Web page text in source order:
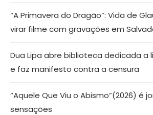
“A Primavera do Dragão”: Vida de
virar filme com gravações em
Dua Lipa abre biblioteca dedicada a
e faz manifesto contra a censura
“Aquele Que Viu o Abismo”(2026) é
sensações